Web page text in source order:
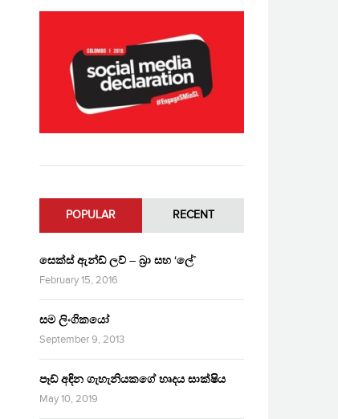
POPULAR RECENT
සෙක්ස් ඇන්ඩ් ලව් – බ්‍රා සහ ‘ලේ’
February 15, 2016
සම ලිංගිකයෝ
September 9, 2013
පෑඩ් අඳින ගැහැනියකගේ හෘදය සාක්ෂිය
May 10, 2019